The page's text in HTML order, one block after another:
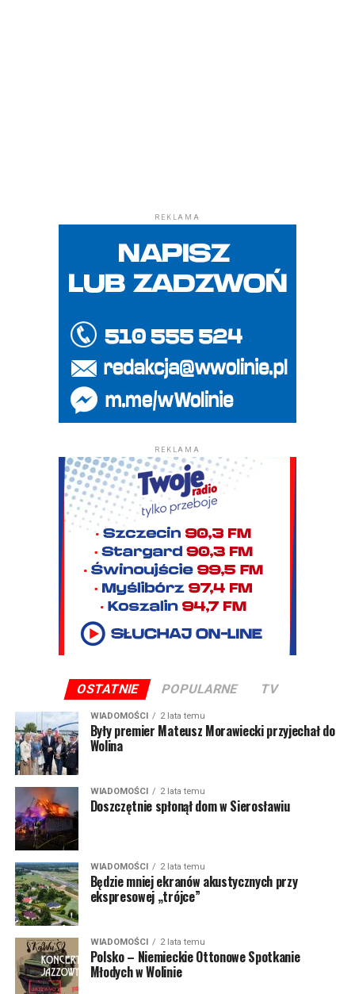
REKLAMA
REKLAMA
OSTATNIE POPULARNE TV
WIADOMOŚCI 2 lata temu
Były premier Mateusz Morawiecki przyjechał do
Wolina
WIADOMOŚCI 2 lata temu
Doszczętnie spłonął dom w Sierosławiu
WIADOMOŚCI 2 lata temu
Będzie mniej ekranów akustycznych przy
ekspresowej „trójce”
WIADOMOŚCI 2 lata temu
Polsko – Niemieckie Ottonowe Spotkanie
Młodych w Wolinie